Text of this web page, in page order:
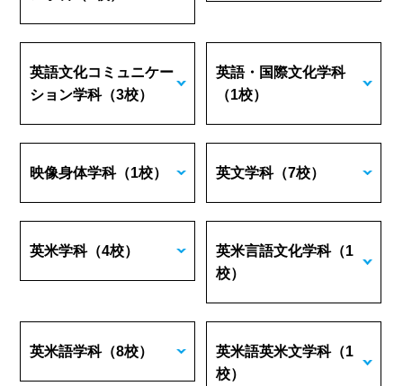
英語文化コミュニケー
ション学科（3校）
英語・国際文化学科
（1校）
映像身体学科（1校） 英文学科（7校）
英米学科（4校） 英米言語文化学科（1
校）
英米語学科（8校） 英米語英米文学科（1
校）